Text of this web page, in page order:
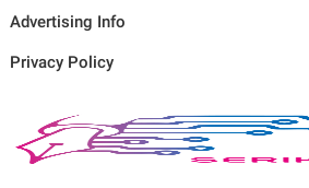
Advertising Info
Privacy Policy